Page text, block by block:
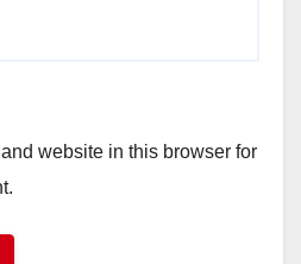
website in this browser for